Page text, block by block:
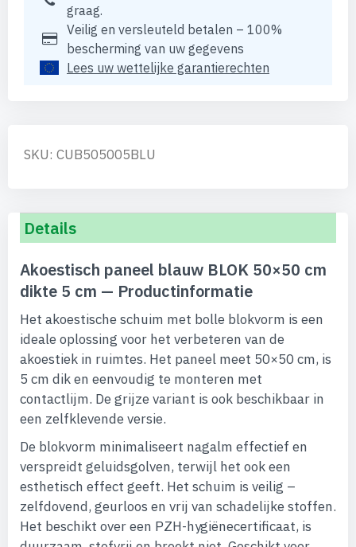
graag.
Veilig en versleuteld betalen – 100%
bescherming van uw gegevens
Lees uw wettelijke garantierechten
SKU: CUB505005BLU
Details
Akoestisch paneel blauw BLOK 50×50 cm
dikte 5 cm — Productinformatie
Het akoestische schuim met bolle blokvorm is een
ideale oplossing voor het verbeteren van de
akoestiek in ruimtes. Het paneel meet 50×50 cm, is
5 cm dik en eenvoudig te monteren met
contactlijm. De grijze variant is ook beschikbaar in
een zelfklevende versie.
De blokvorm minimaliseert nagalm effectief en
verspreidt geluidsgolven, terwijl het ook een
esthetisch effect geeft. Het schuim is veilig –
zelfdovend, geurloos en vrij van schadelijke stoffen.
Het beschikt over een PZH-hygiënecertificaat, is